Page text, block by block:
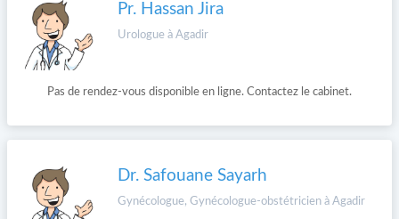
Pr. Hassan Jira
Urologue à Agadir
Pas de rendez-vous disponible en ligne. Contactez le cabinet.
Dr. Safouane Sayarh
Gynécologue, Gynécologue-obstétricien à Agadir